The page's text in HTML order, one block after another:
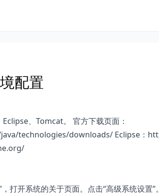
配置
、Tomcat。 官方下载页面：
technologies/downloads/ Eclipse：
打开系统的关于页面。点击“高级系统设置”。